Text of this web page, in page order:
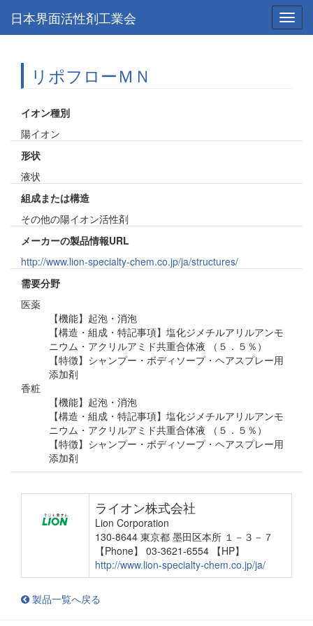
日本界面活性剤工業会
リポフローＭＮ
イオン種別
陽イオン
形状
液状
組成または構造
その他の陽イオン活性剤
メーカーの製品情報URL
http://www.lion-specialty-chem.co.jp/ja/structures/
需要分野
医薬
【機能】起泡・消泡
【構造・組成・特記事項】塩化ジメチルアリルアンモ
ニウム・アクリルアミド共重合体液 （５．５％）
【特徴】シャンプー・ボディソープ・ヘアスプレー用
添加剤
香粧
【機能】起泡・消泡
【構造・組成・特記事項】塩化ジメチルアリルアンモ
ニウム・アクリルアミド共重合体液 （５．５％）
【特徴】シャンプー・ボディソープ・ヘアスプレー用
添加剤
ライオン株式会社
Lion Corporation
130-8644 東京都 墨田区本所 １－３－７
【Phone】 03-3621-6554 【HP】
http://www.lion-specialty-chem.co.jp/ja/
製品一覧へ戻る